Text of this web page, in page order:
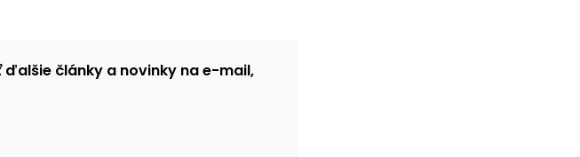
ďalšie články a novinky na e-mail,